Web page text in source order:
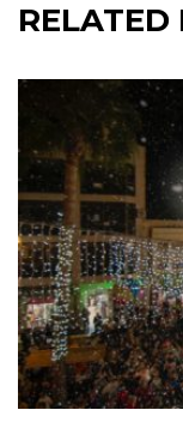
RELATED